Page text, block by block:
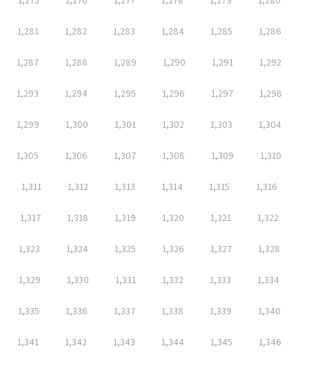
1,281 1,282 1,283 1,284 1,285 1,286
1,287 1,288 1,289 1,290 1,291 1,292
1,293 1,294 1,295 1,296 1,297 1,298
1,299 1,300 1,301 1,302 1,303 1,304
1,305 1,306 1,307 1,308 1,309 1,310
1,311 1,312 1,313 1,314 1,315 1,316
1,317 1,318 1,319 1,320 1,321 1,322
1,323 1,324 1,325 1,326 1,327 1,328
1,329 1,330 1,331 1,332 1,333 1,334
1,335 1,336 1,337 1,338 1,339 1,340
1,341 1,342 1,343 1,344 1,345 1,346